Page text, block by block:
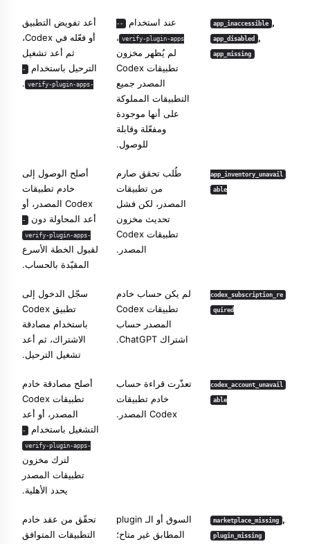
app_inaccessible ,
app_disabled ,
app_missing
عند استخدام --
verify-plugin-apps ،
لم يُظهر مخزون
تطبيقات Codex
المصدر جميع
التطبيقات المملوكة
على أنها موجودة
ومفعّلة وقابلة
للوصول.
أعد تفويض التطبيق
أو فعّله في Codex،
ثم أعد تشغيل
الترحيل باستخدام
-
-verify-plugin-apps
.
app_inventory_unavail
able
طُلب تحقق صارم
من تطبيقات
المصدر، لكن فشل
تحديث مخزون
تطبيقات Codex
المصدر.
أصلح الوصول إلى
خادم تطبيقات
Codex المصدر، أو
أعد المحاولة دون
-
-verify-plugin-apps
لقبول الخطة الأسرع
المقيّدة بالحساب.
codex_subscription_re
quired
لم يكن حساب خادم
تطبيقات Codex
المصدر حساب
اشتراك ChatGPT.
سجّل الدخول إلى
تطبيق Codex
باستخدام مصادقة
الاشتراك، ثم أعد
تشغيل الترحيل.
codex_account_unavail
able
تعذّرت قراءة حساب
خادم تطبيقات
Codex المصدر.
أصلح مصادقة خادم
تطبيقات Codex
المصدر، أو أعد
التشغيل باستخدام
-
-verify-plugin-apps
لترك مخزون
تطبيقات المصدر
يحدد الأهلية.
marketplace_missing ,
plugin_missing
السوق أو الـ plugin
المطابق غير متاح؛
تحقّق من عقد خادم
التطبيقات المتوافق